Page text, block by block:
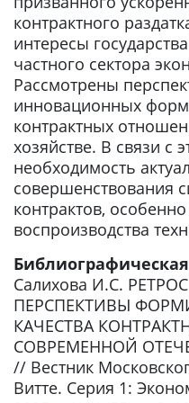
контрактного
интересы
частного сектора
Рассмотрены
инновационных
контрактных
хозяйстве. В связи с
необходимость
совершенствования
контрактов,
воспроизводства
Салихова И.С.
ПЕРСПЕКТИВЫ
КАЧЕСТВА
СОВРЕМЕННОЙ
// Вестник
Витте. Серия 1: